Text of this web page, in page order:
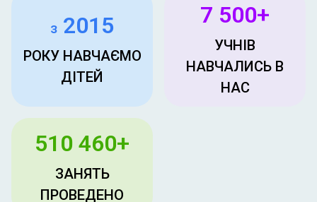
з 2015
РОКУ НАВЧАЄМО
ДІТЕЙ
7 500+
УЧНІВ
НАВЧАЛИСЬ В
НАС
510 460+
ЗАНЯТЬ
ПРОВЕДЕНО